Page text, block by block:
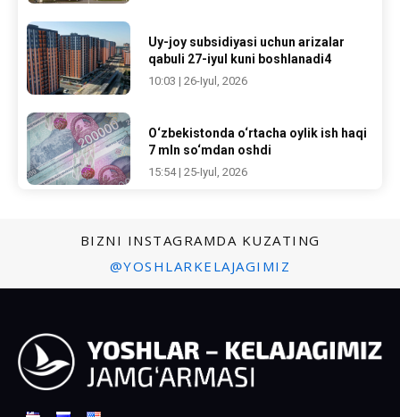
Uy-joy subsidiyasi uchun arizalar
qabuli 27-iyul kuni boshlanadi4
10:03 | 26-Iyul, 2026
O‘zbekistonda o‘rtacha oylik ish haqi
7 mln so‘mdan oshdi
15:54 | 25-Iyul, 2026
BIZNI INSTAGRAMDA KUZATING
@YOSHLARKELAJAGIMIZ